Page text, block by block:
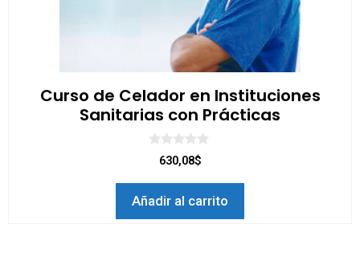
Curso de Celador en Instituciones
Sanitarias con Prácticas
630,08$
Añadir al carrito